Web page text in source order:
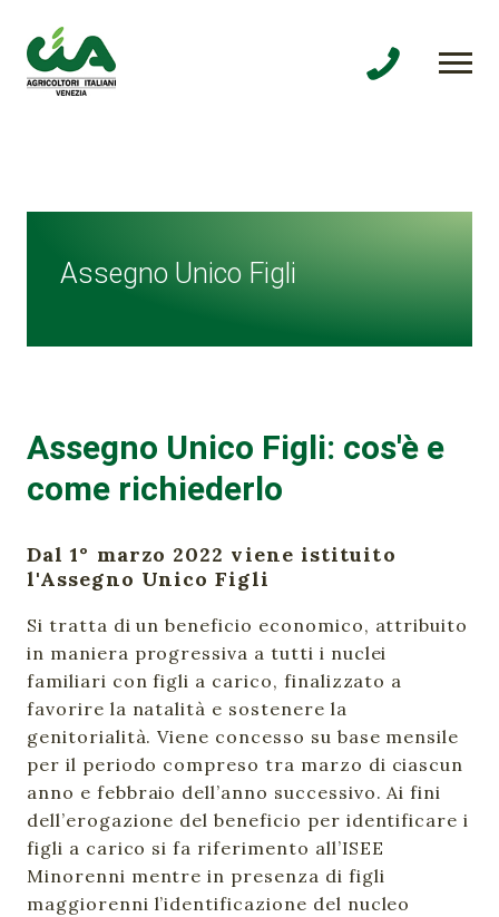
Assegno Unico Figli
Assegno Unico Figli: cos'è e
come richiederlo
Dal 1° marzo 2022 viene istituito
l'Assegno Unico Figli
Si tratta di un beneficio economico, attribuito
in maniera progressiva a tutti i nuclei
familiari con figli a carico, finalizzato a
favorire la natalità e sostenere la
genitorialità. Viene concesso su base mensile
per il periodo compreso tra marzo di ciascun
anno e febbraio dell’anno successivo. Ai fini
dell’erogazione del beneficio per identificare i
figli a carico si fa riferimento all’ISEE
Minorenni mentre in presenza di figli
maggiorenni l’identificazione del nucleo